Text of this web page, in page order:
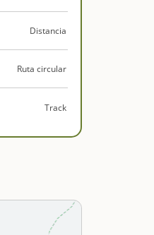
Distancia
Ruta circular
Track